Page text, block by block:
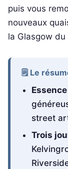
puis vous
nouveaux
la Glasgow
🗒️ Le
street
Trois